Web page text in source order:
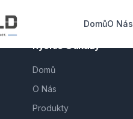
DomůO Nás
Rychlé Odkazy
Domů
O Nás
Produkty